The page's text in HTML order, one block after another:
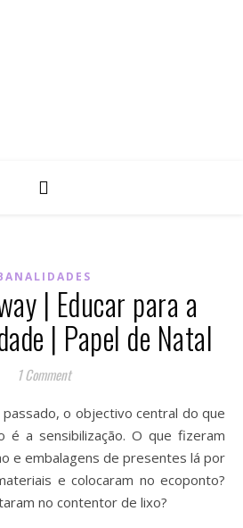
| Educar para a
| Papel de Natal
1 Comment
é a sensibilização. O que fizeram
e embalagens de presentes lá por
e colocaram no ecoponto?
no contentor de lixo?